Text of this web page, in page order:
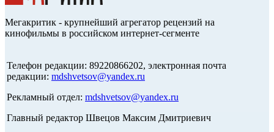
Мегакритик - крупнейший агрегатор рецензий на
кинофильмы в российском интернет-сегменте
Телефон редакции: 89220866202, электронная почта
редакции: mdshvetsov@yandex.ru
Рекламный отдел: mdshvetsov@yandex.ru
Главный редактор Швецов Максим Дмитриевич